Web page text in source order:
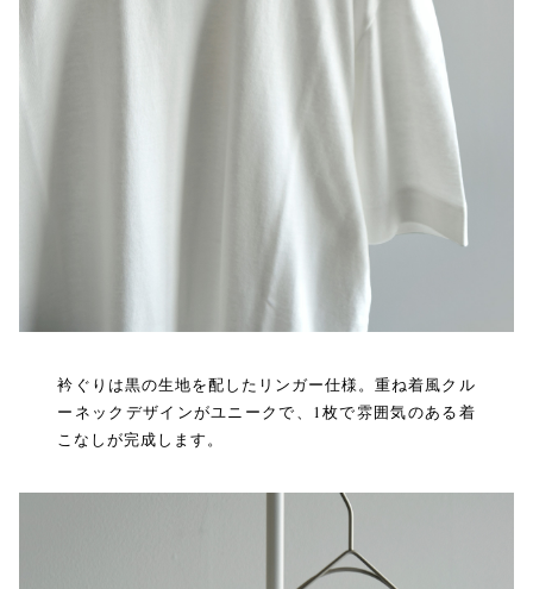
衿ぐりは黒の生地を配したリンガー仕様。重ね着風クル
ーネックデザインがユニークで、1枚で雰囲気のある着
こなしが完成します。